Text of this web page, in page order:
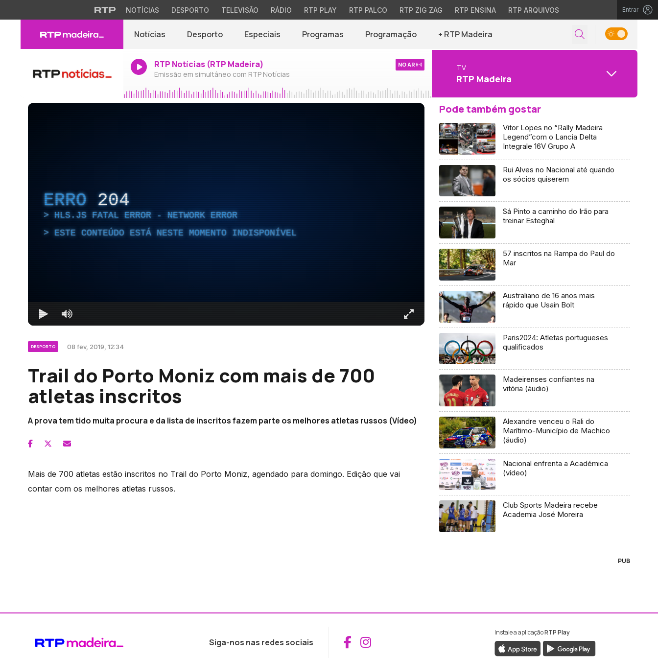
NOTÍCIAS DESPORTO TELEVISÃO RÁDIO RTP PLAY RTP PALCO RTP ZIG ZAG RTP ENSINA RTP ARQUIVOS Entrar
Notícias Desporto Especiais Programas Programação + RTP Madeira
RTP Notícias (RTP Madeira)
Emissão em simultâneo com RTP Notícias
NO AR TV
RTP Madeira
ERRO 204
HLS.JS FATAL ERROR - NETWORK ERROR
ESTE CONTEÚDO ESTÁ NESTE MOMENTO INDISPONÍVEL
DESPORTO 08 fev, 2019, 12:34
Trail do Porto Moniz com mais de 700
atletas inscritos
A prova tem tido muita procura e da lista de inscritos fazem parte os melhores atletas russos (Vídeo)
Mais de 700 atletas estão inscritos no Trail do Porto Moniz, agendado para domingo. Edição que vai
contar com os melhores atletas russos.
Pode também gostar
Vitor Lopes no “Rally Madeira
Legend”com o Lancia Delta
Integrale 16V Grupo A
Rui Alves no Nacional até quando
os sócios quiserem
Sá Pinto a caminho do Irão para
treinar Esteghal
57 inscritos na Rampa do Paul do
Mar
Australiano de 16 anos mais
rápido que Usain Bolt
Paris2024: Atletas portugueses
qualificados
Madeirenses confiantes na
vitória (áudio)
Alexandre venceu o Rali do
Marítimo-Município de Machico
(áudio)
Nacional enfrenta a Académica
(vídeo)
Club Sports Madeira recebe
Academia José Moreira
PUB
Siga-nos nas redes sociais Aceder ao Facebook da RTP Madeira
Aceder ao Instagram da RTP Madeira
Instale a aplicaçãoRTP Play